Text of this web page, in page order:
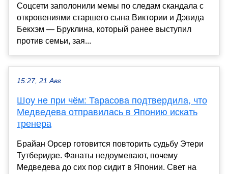
Соцсети заполонили мемы по следам скандала с
откровениями старшего сына Виктории и Дэвида
Бекхэм — Бруклина, который ранее выступил
против семьи, зая...
15:27, 21 Авг
Шоу не при чём: Тарасова подтвердила, что
Медведева отправилась в Японию искать
тренера
Брайан Орсер готовится повторить судьбу Этери
Тутберидзе. Фанаты недоумевают, почему
Медведева до сих пор сидит в Японии. Свет на